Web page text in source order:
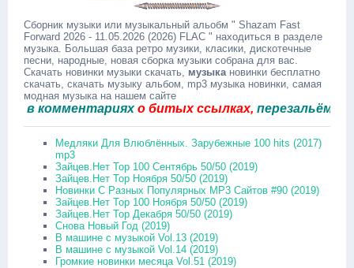
Сборник музыки или музыкальный альобм " Shazam Fast
Forward 2026 - 11.05.2026 (2026) FLAC " находиться в разделе
музыка. Большая база ретро музики, класики, дискотечные
песни, народные, новая сборка музыки собрана для вас.
Скачать новинки музыки скачать, музыкановинки бесплатно
скачать, скачать музыку альбом, mp3 музыка новинки, самая
модная музыка на нашем сайте
о битых ссылках,перезальём
Медляки Для Влюблённых. Зарубежные 100 hits (2017)
mp3
Зайцев.Нет Top 100 Сентябрь 50/50 (2019)
Зайцев.Нет Top Ноября 50/50 (2019)
Новинки С Разных Популярных MP3 Сайтов #90 (2019)
Зайцев.Нет Top 100 Ноября 50/50 (2019)
Зайцев.Нет Top Декабря 50/50 (2019)
Снова Новый Год (2019)
В машине с музыкой Vol.13 (2019)
В машине с музыкой Vol.14 (2019)
Громкие новинки месяца Vol.51 (2019)